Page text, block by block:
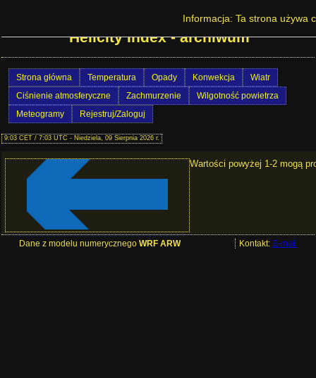
Prognoza pogody w Polsce - Energy
Helicity Index - archiwum
Strona główna Temperatura Opady Konwekcja
Wiatr
Ciśnienie atmosferyczne
Zachmurzenie
Wilgotność powietrza
Meteogramy
Rejestruj/Zaloguj
9:03 CET / 7:03 UTC - Niedziela, 09 Sierpnia 2026 r.
Wartości powyżej 1-2 mogą
Dane z modelu numerycznego WRF ARW Kontakt: E-mail
Informacja: Ta strona używa